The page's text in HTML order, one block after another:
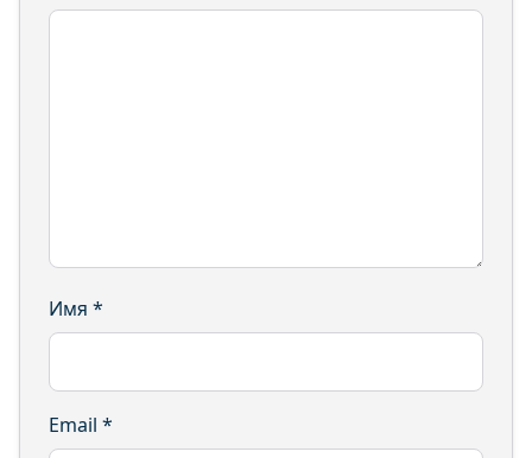
Имя *
Email *